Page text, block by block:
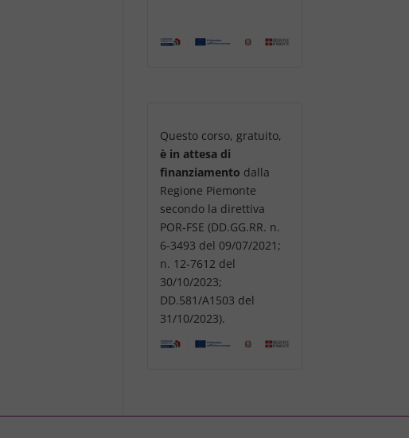
Questo corso, gratuito,
è in attesa di
finanziamento dalla
Regione Piemonte
secondo la direttiva
POR-FSE (DD.GG.RR. n.
6-3493 del 09/07/2021;
n. 12-7612 del
30/10/2023;
DD.581/A1503 del
31/10/2023).